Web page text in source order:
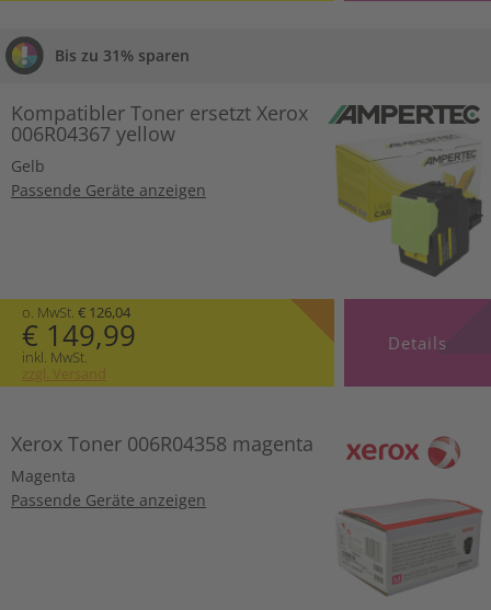
Bis zu 31% sparen
Kompatibler Toner ersetzt Xerox
006R04367 yellow
Gelb
Passende Geräte anzeigen
o. MwSt. € 126,04
€ 149,99
inkl. MwSt.
zzgl. Versand
Details
Xerox Toner 006R04358 magenta
Magenta
Passende Geräte anzeigen